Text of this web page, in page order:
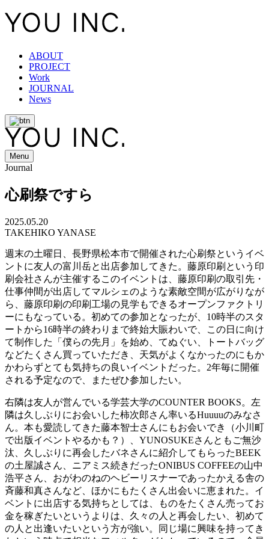
ABOUT
PROJECT
Work
JOURNAL
News
Menu
Journal
心刷祭ですら
2025.05.20
TAKEHIKO YANASE
週末の土曜日、長野県松本市で開催された心刷祭というイベ
ントに友人の富川岳と出店参加してきた。藤原印刷という印
刷会社さんが主催するこのイベントは、藤原印刷の取引先・
仕事仲間が出店してマルシェのような素敵空間が広がりなが
ら、藤原印刷の印刷工場の見学もできるオープンファクトリ
ーにもなっている。初めての参加となったが、10時半のスタ
ートから16時半の終わりまで終始大賑わいで、この日に向け
て制作した「僕らの先月」を始め、てぬぐい、トートバッグ
などたくさん買っていただき、天気がよくなかったのにもか
かわらずとても気持ちの良いイベントだった。2年毎に開催
される予定なので、またぜひ参加したい。
右隣は友人が営んでいる学芸大学のCOUNTER BOOKS。左
隣は久しぶりにお会いした柿次郎さん率いるHuuuuのみなさ
ん。本も愛読してきた藤本智士さんにもお会いでき（小川町
で出版イベントやるかも？）、YUNOSUKEさんともご無沙
汰、久しぶりに再会したバネさんに紹介してもらったBEEK
の土屋誠さん、ニアミス続きだったONIBUS COFFEEの山中
浩平さん、おがわのねのヘビーリスナーであったかえる舎の
斉藤和真さんなど、ほかにもたくさん出会いに恵まれた。イ
ベントに出店する気持ちとしては、ものをたくさん売ってお
金を稼ぎたいというよりは、久々の人と再会したい、初めて
の人と出逢いたいという方が強い。同じ場に興味を持ってき